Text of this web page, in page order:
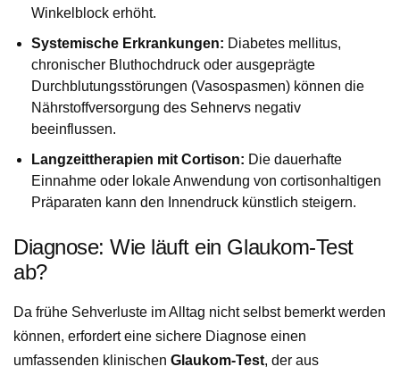
Winkelblock erhöht.
Systemische Erkrankungen: Diabetes mellitus,
chronischer Bluthochdruck oder ausgeprägte
Durchblutungsstörungen (Vasospasmen) können die
Nährstoffversorgung des Sehnervs negativ
beeinflussen.
Langzeittherapien mit Cortison: Die dauerhafte
Einnahme oder lokale Anwendung von cortisonhaltigen
Präparaten kann den Innendruck künstlich steigern.
Diagnose: Wie läuft ein Glaukom-Test
ab?
Da frühe Sehverluste im Alltag nicht selbst bemerkt werden
können, erfordert eine sichere Diagnose einen
umfassenden klinischen Glaukom-Test, der aus